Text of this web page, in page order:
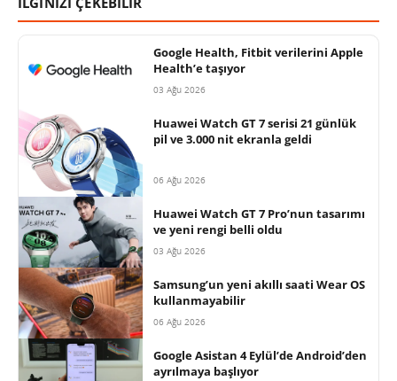
Google Health, Fitbit verilerini Apple
Health’e taşıyor
03 Ağu 2026
Huawei Watch GT 7 serisi 21 günlük
pil ve 3.000 nit ekranla geldi
06 Ağu 2026
Huawei Watch GT 7 Pro’nun tasarımı
ve yeni rengi belli oldu
03 Ağu 2026
Samsung’un yeni akıllı saati Wear OS
kullanmayabilir
06 Ağu 2026
Google Asistan 4 Eylül’de Android’den
ayrılmaya başlıyor